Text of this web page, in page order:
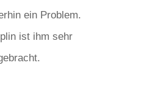
ein Problem.
ist ihm sehr